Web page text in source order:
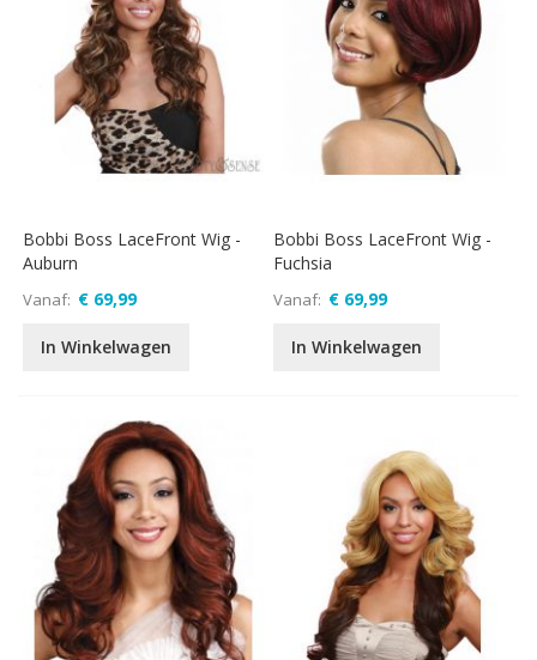
Bobbi Boss LaceFront Wig -
Auburn
Vanaf € 69,99
In Winkelwagen
Bobbi Boss LaceFront Wig -
Fuchsia
Vanaf € 69,99
In Winkelwagen